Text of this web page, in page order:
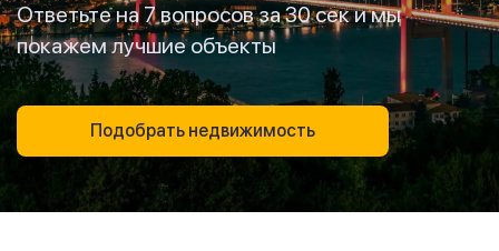
Ответьте на 7 вопросов за 30 сек и мы
покажем лучшие объекты
Подобрать недвижимость